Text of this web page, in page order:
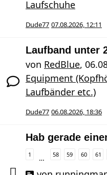
Laufschuhe
Dude77 07.08.2026, 12:11
Laufband unter
von RedBlue,
Equipment
Laufbänder etc.)
Dude77 06.08.2026, 18:36
Hab gerade
1 … 58 59 60 61